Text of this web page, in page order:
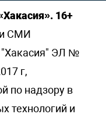
16+
СМИ
"Хакасия" ЭЛ №
г,
по надзору в
технологий и